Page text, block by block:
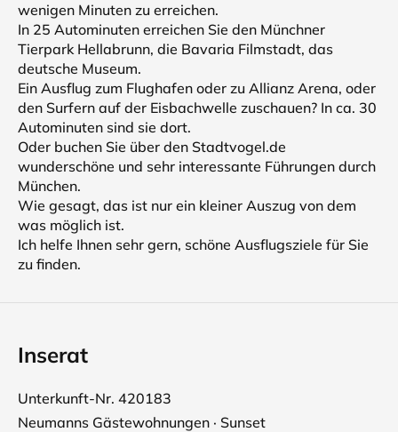
wenigen Minuten zu erreichen.
In 25 Autominuten erreichen Sie den Münchner
Tierpark Hellabrunn, die Bavaria Filmstadt, das
deutsche Museum.
Ein Ausflug zum Flughafen oder zu Allianz Arena, oder
den Surfern auf der Eisbachwelle zuschauen? In ca. 30
Autominuten sind sie dort.
Oder buchen Sie über den Stadtvogel.de
wunderschöne und sehr interessante Führungen durch
München.
Wie gesagt, das ist nur ein kleiner Auszug von dem
was möglich ist.
Ich helfe Ihnen sehr gern, schöne Ausflugsziele für Sie
zu finden.
Inserat
Unterkunft-Nr. 420183
Neumanns Gästewohnungen · Sunset